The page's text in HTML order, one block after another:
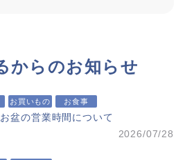
からのお知らせ
お買いもの お食事
盆の営業時間について
2026/07/28